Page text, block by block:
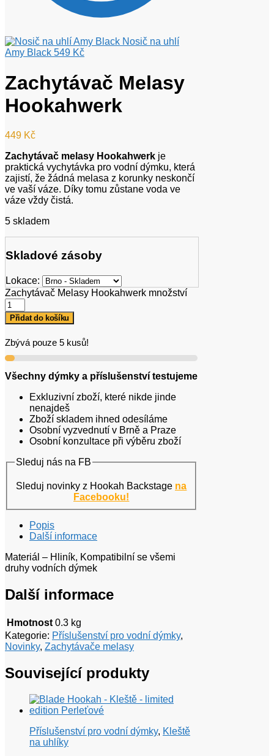
Nosič na uhlí
Amy Black 549 Kč
Zachytávač Melasy
Hookahwerk
449 Kč
Zachytávač melasy Hookahwerk je
praktická vychytávka pro vodní dýmku, která
zajistí, že žádná melasa z korunky neskončí
ve vaší váze. Díky tomu zůstane voda ve
váze vždy čistá.
5 skladem
Skladové zásoby
Lokace:
Zachytávač Melasy Hookahwerk množství
Přidat do košíku
Zbývá pouze 5 kusů!
Všechny dýmky a příslušenství testujeme
Exkluzivní zboží, které nikde jinde
nenajdeš
Zboží skladem ihned odesíláme
Osobní vyzvednutí v Brně a Praze
Osobní konzultace při výběru zboží
Sleduj nás na FB
Sleduj novinky z Hookah Backstage na
Facebooku!
Popis
Další informace
Materiál – Hliník, Kompatibilní se všemi
druhy vodních dýmek
Další informace
Hmotnost 0.3 kg
Kategorie: Příslušenství pro vodní dýmky,
Novinky, Zachytávače melasy
Související produkty
Příslušenství pro vodní dýmky, Kleště
na uhlíky